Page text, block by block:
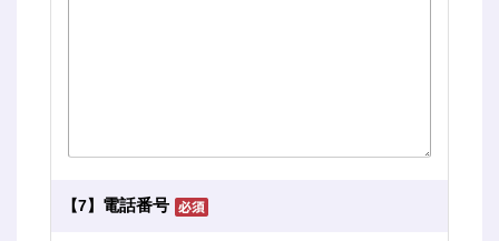
【7】 電話番号